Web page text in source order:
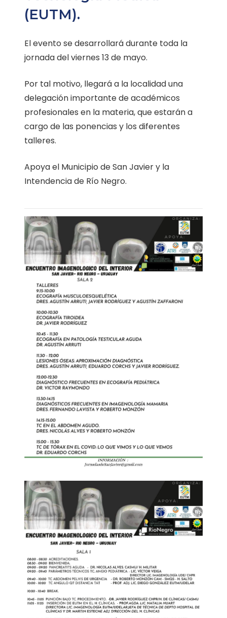
(EUTM).
El evento se desarrollará durante toda la
jornada del viernes 13 de mayo.
Por tal motivo, llegará a la localidad una
delegación importante de académicos
profesionales en la materia, que estarán a
cargo de las ponencias y los diferentes
talleres.
Apoya el Municipio de San Javier y la
Intendencia de Río Negro.